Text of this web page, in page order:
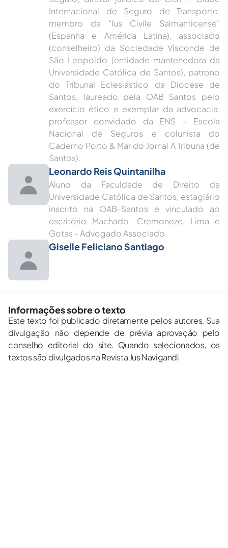
Internacional de Seguro de Transporte,
membro da “Ius Civile Salmanticense”
(Espanha e América Latina), associado
(conselheiro) da Sociedade Visconde de
São Leopoldo (entidade mantenedora da
Universidade Católica de Santos), patrono
do Tribunal Eclesiástico da Diocese de
Santos, laureado pela OAB Santos pelo
exercício ético e exemplar da advocacia,
professor convidado da ENS – Escola
Nacional de Seguros e colunista do
Caderno Porto & Mar do Jornal A Tribuna (de
Santos).
Leonardo Reis Quintanilha
Aluno da Faculdade de Direito da
Universidade Católica de Santos, estagiário
inscrito na OAB-Santos e vinculado ao
escritório Machado, Cremoneze, Lima e
Gotas - Advogado Associado.
Giselle Feliciano Santiago
Informações sobre o texto
Este texto foi publicado diretamente pelos autores. Sua
divulgação não depende de prévia aprovação pelo
conselho editorial do site. Quando selecionados, os
textos são divulgados na Revista Jus Navigandi